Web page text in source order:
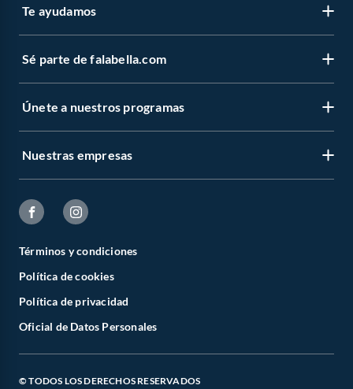
Te ayudamos
Sé parte de falabella.com
Únete a nuestros programas
Nuestras empresas
Términos y condiciones
Política de cookies
Política de privacidad
Oficial de Datos Personales
© TODOS LOS DERECHOS RESERVADOS